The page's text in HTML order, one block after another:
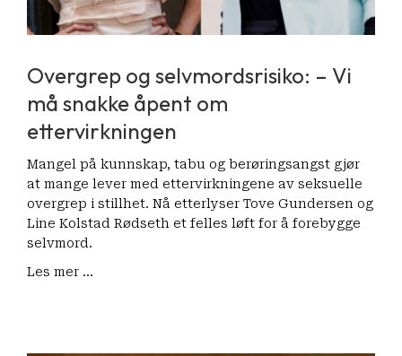
Overgrep og selvmordsrisiko: – Vi
må snakke åpent om
ettervirkningen
Mangel på kunnskap, tabu og berøringsangst gjør
at mange lever med ettervirkningene av seksuelle
overgrep i stillhet. Nå etterlyser Tove Gundersen og
Line Kolstad Rødseth et felles løft for å forebygge
selvmord.
Les mer ...